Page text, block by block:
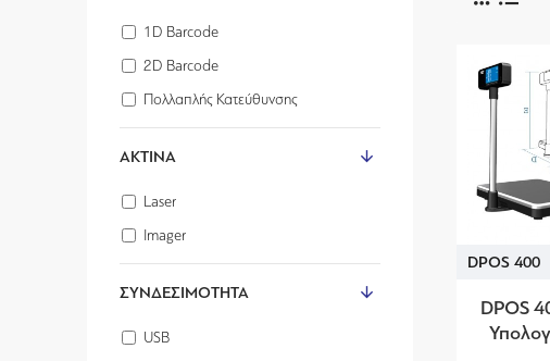
1D Barcode
2D Barcode
Πολλαπλής Κατεύθυνσης
ΑΚΤΊΝΑ
Laser
Imager
ΣΥΝΔΕΣΙΜΌΤΗΤΑ
USB
DPOS 400
DPOS